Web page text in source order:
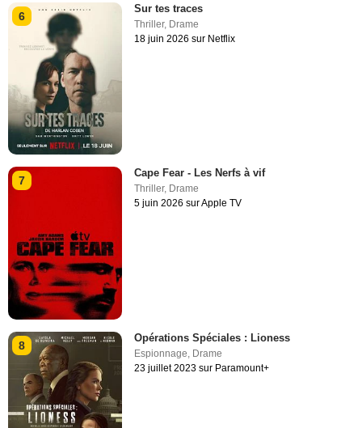
6
Sur tes traces
Thriller, Drame
18 juin 2026 sur Netflix
7
Cape Fear - Les Nerfs à vif
Thriller, Drame
5 juin 2026 sur Apple TV
8
Opérations Spéciales : Lioness
Espionnage Drame
23 juillet 2023 sur Paramount+